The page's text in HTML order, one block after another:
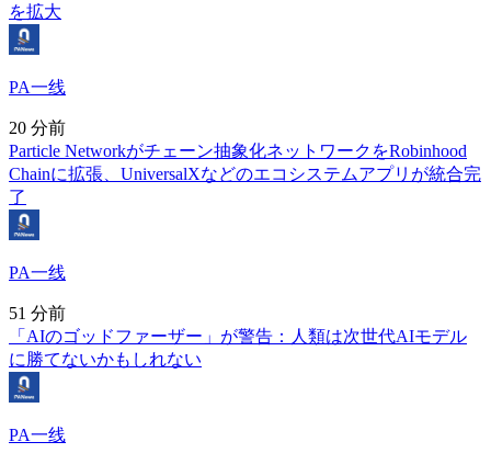
を拡大
PA一线
20 分前
Particle Networkがチェーン抽象化ネットワークをRobinhood
Chainに拡張、UniversalXなどのエコシステムアプリが統合完
了
PA一线
51 分前
「AIのゴッドファーザー」が警告：人類は次世代AIモデル
に勝てないかもしれない
PA一线